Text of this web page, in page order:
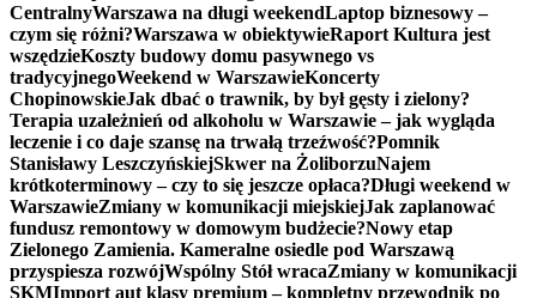
CentralnyWarszawa na długi weekendLaptop biznesowy –
czym się różni?Warszawa w obiektywieRaport Kultura jest
wszędzieKoszty budowy domu pasywnego vs
tradycyjnegoWeekend w WarszawieKoncerty
ChopinowskieJak dbać o trawnik, by był gęsty i zielony?
Terapia uzależnień od alkoholu w Warszawie – jak wygląda
leczenie i co daje szansę na trwałą trzeźwość?Pomnik
Stanisławy LeszczyńskiejSkwer na ŻoliborzuNajem
krótkoterminowy – czy to się jeszcze opłaca?Długi weekend w
WarszawieZmiany w komunikacji miejskiejJak zaplanować
fundusz remontowy w domowym budżecie?Nowy etap
Zielonego Zamienia. Kameralne osiedle pod Warszawą
przyspiesza rozwójWspólny Stół wracaZmiany w komunikacji
SKMImport aut klasy premium – kompletny przewodnik po